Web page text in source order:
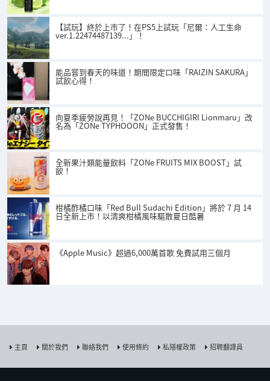
【試玩】終於上市了！在PS5上試玩「尼爾：人工生命
ver.1.22474487139...」！
能品嘗到春天的味道！期間限定口味「RAIZIN SAKURA」
試飲心得！
向夏季疲勞說再見！「ZONe BUCCHIGIRI Lionmaru」改
名為「ZONe TYPHOOON」正式發售！
全新果汁類能量飲料「ZONe FRUITS MIX BOOST」試
飲！
柑橘酢橘口味「Red Bull Sudachi Edition」將於 7 月 14
日全新上市！以清爽柑橘風味驅散夏日酷暑
《Apple Music》超過6,000萬首歌 免費試用三個月
主頁 關於我們 聯絡我們 使用條約 私隱權政策 招聘翻譯員